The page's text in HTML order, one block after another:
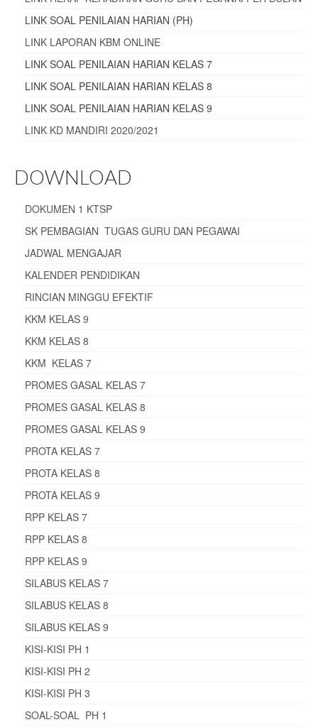
LINK SOAL PENILAIAN HARIAN (PH)
LINK LAPORAN KBM ONLINE
LINK SOAL PENILAIAN HARIAN KELAS 7
LINK SOAL PENILAIAN HARIAN KELAS 8
LINK SOAL PENILAIAN HARIAN KELAS 9
LINK KD MANDIRI 2020/2021
DOWNLOAD
DOKUMEN 1 KTSP
SK PEMBAGIAN TUGAS GURU DAN PEGAWAI
JADWAL MENGAJAR
KALENDER PENDIDIKAN
RINCIAN MINGGU EFEKTIF
KKM KELAS 9
KKM KELAS 8
KKM KELAS 7
PROMES GASAL KELAS 7
PROMES GASAL KELAS 8
PROMES GASAL KELAS 9
PROTA KELAS 7
PROTA KELAS 8
PROTA KELAS 9
RPP KELAS 7
RPP KELAS 8
RPP KELAS 9
SILABUS KELAS 7
SILABUS KELAS 8
SILABUS KELAS 9
KISI-KISI PH 1
KISI-KISI PH 2
KISI-KISI PH 3
SOAL-SOAL PH 1